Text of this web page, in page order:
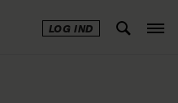
LOG IND